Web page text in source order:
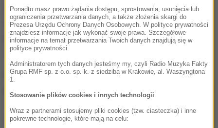
zamieszanie. Niezręczną sytuację przerwał
w końcu Jordan Horowitz, producent "La La
Landu".Nie, to pomyłka. "Moonlight" - to wy
wygraliście. To nie żart
Wcześniej cała gala oscarowa obfitowała w żarty z
prezydenta USA.
Chciałbym podziękować Donaldowi
Oscary są rasistowskie -powiedział już w
Ponadto masz prawo żądania dostępu, sprostowania, usunięcia lub
ograniczenia przetwarzania danych, a także złożenia skargi do
Prezesa Urzędu Ochrony Danych Osobowych. W polityce prywatności
znajdziesz informacje jak wykonać swoje prawa. Szczegółowe
informacje na temat przetwarzania Twoich danych znajdują się w
polityce prywatności.
Administratorem tych danych jesteśmy my, czyli Radio Muzyka Fakty
Grupa RMF sp. z o.o. sp. k. z siedzibą w Krakowie, al. Waszyngtona
1.
Stosowanie plików cookies i innych technologii
Wraz z partnerami stosujemy pliki cookies (tzw. ciasteczka) i inne
pokrewne technologie, które mają na celu: